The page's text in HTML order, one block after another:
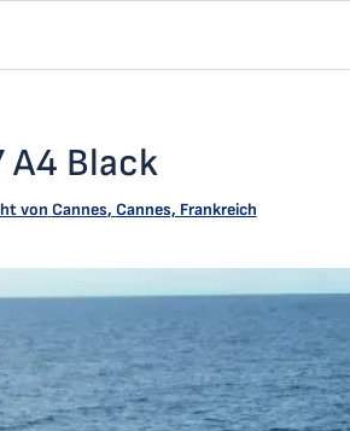
A4 Black
von Cannes, Cannes, Frankreich